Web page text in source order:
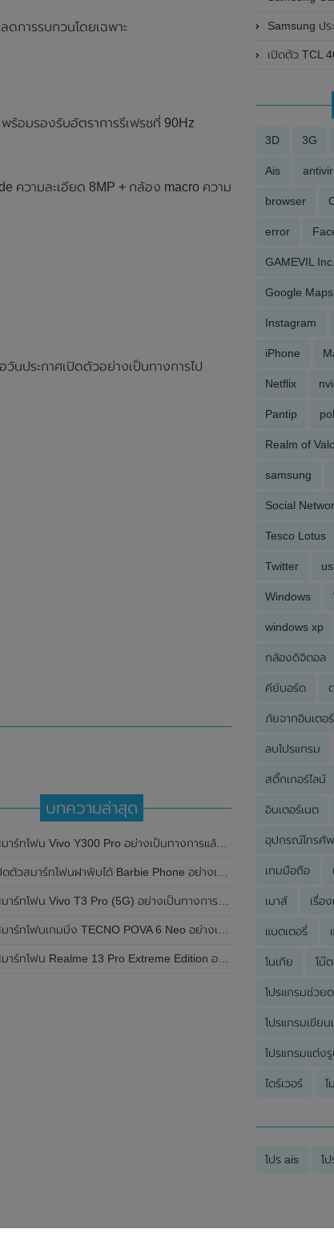
ดการรบกวนโดยเฉพาะ
ร้อมรองรับอัตราการรีเฟรชที่ 90Hz
ความละเอียด 8MP + กล้อง macro ความ
นประกาศเปิดตัวอย่างเป็นทางการไป
บทความล่าสุด
Pro อย่างเป็นทางการแล้วในประเทศจีน มาพร้อมดีไซน์พรีเมี่ยม ทนทาน และแบตเตอรี่สุดอึดขนาดใหญ่ 6,500mAh พร้อมรองรับการชาร์จไว 80W
มาร์ทโฟนฝาพับได้ Barbie Phone อย่างเป็นทางการแล้ว มาพร้อมธีมสีชมพูสดใส
ทโฟน Vivo T3 Pro (5G) อย่างเป็นทางการแล้วในประเทศอินเดีย
เกมมิ่ง TECNO POVA 6 Neo อย่างเป็นทางการแล้วในประเทศไทย ในราคา 8,499 บาท
โฟน Realme 13 Pro Extreme Edition อย่างเป็นทางการแล้วในประเทศจีน
Samsung ประกาศเปิด
เปิดตัว TCL 40R (5G) ม
3D 3G
Ais
browser
error
GAMEVIL Inc.
Google Maps
Instagram
iPhone
Netflix
Pantip
Realm of
samsung
Social
Tesco Lotus
Twitter
Windows
windows xp
กล้องดิจิตอล
คีย์บอร์ด
ภัยจากอินเตอ
ลบโปรแกรม
สติ๊กเกอร์ไลน์
อินเตอร์เนต
อุปกรณ์โทรศั
เกมมือถือ
เมาส์ เรื่อ
แบตเตอรี่
โนเกีย โน๊
โปรแกรมช่วย
โปรแกรมเขีย
โปรแกรมแต่ง
ไดร์เวอร์ ไ
โปร ais โ